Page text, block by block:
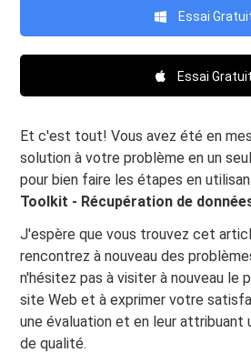
Essai
Essai Gratuit
Et c'est tout! Vous avez été en
solution à votre problème en un
pour bien faire les étapes en
Toolkit - Récupération de
J'espère que vous trouvez cet
rencontrez à nouveau des
n'hésitez pas à visiter à nouveau le
site Web et à exprimer votre
une évaluation et en leur attribuant
de qualité.